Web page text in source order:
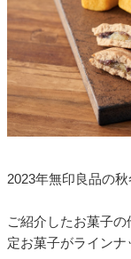
2023年無印良品の
ご紹介したお菓子
定お菓子がラインナ